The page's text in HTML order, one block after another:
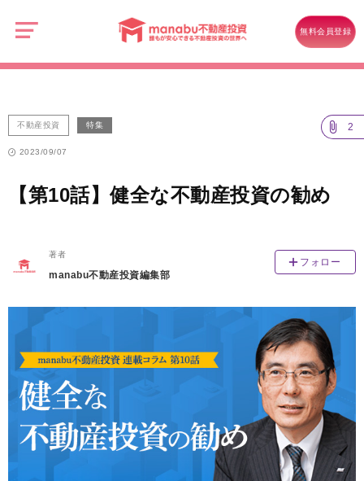
無料会員登録
【第10話】健全な不動産投資の勧め
不動産投資 特集 2
2023/09/07
【第10話】健全な不動産投資の勧め
著者
manabu不動産投資編集部
フォロー